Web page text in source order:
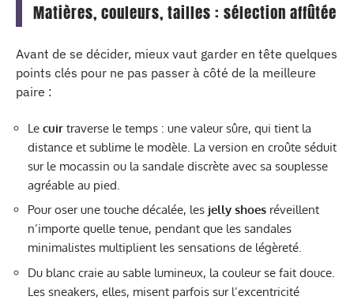
Matières, couleurs, tailles : sélection affûtée
Avant de se décider, mieux vaut garder en tête quelques
points clés pour ne pas passer à côté de la meilleure
paire :
Le cuir traverse le temps : une valeur sûre, qui tient la
distance et sublime le modèle. La version en croûte séduit
sur le mocassin ou la sandale discrète avec sa souplesse
agréable au pied.
Pour oser une touche décalée, les jelly shoes réveillent
n’importe quelle tenue, pendant que les sandales
minimalistes multiplient les sensations de légèreté.
Du blanc craie au sable lumineux, la couleur se fait douce.
Les sneakers, elles, misent parfois sur l’excentricité